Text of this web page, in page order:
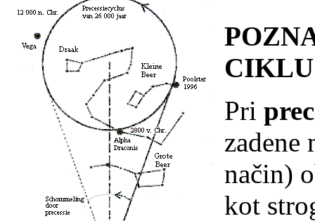
Pri
zadene
način)
kot